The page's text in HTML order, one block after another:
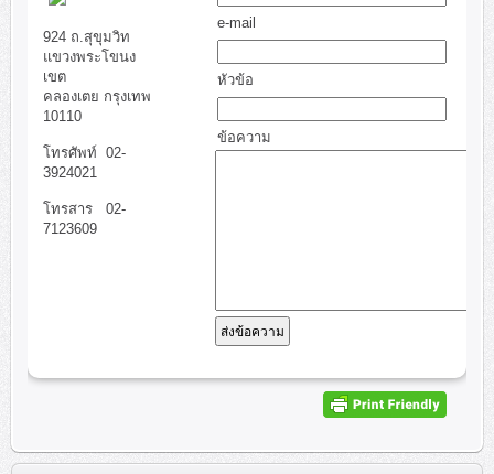
11
led-1
4
111
508
134
924 ถ.สุขุมวิท
แขวงพระโขนง
เขต
คลองเตย กรุงเทพ
10110
โทรศัพท์ 02-
3924021
โทรสาร 02-
7123609
e-mail
หัวข้อ
ข้อความ
ส่งข้อความ